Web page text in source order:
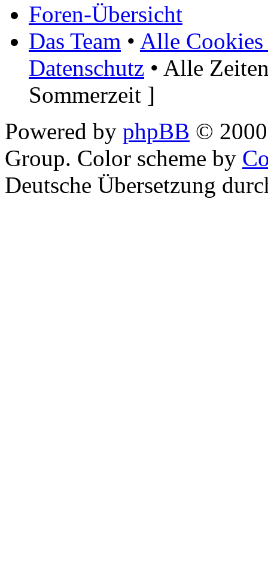
Foren-Übersicht
Das Team • Alle Cookies
Datenschutz • Alle
Sommerzeit ]
Powered by phpBB ©
Group. Color scheme by
Deutsche Übersetzung